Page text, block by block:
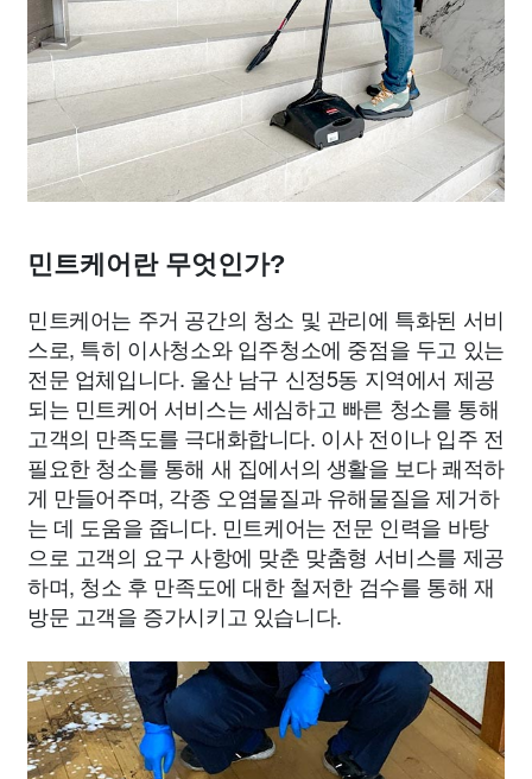
민트케어란 무엇인가?
민트케어는 주거 공간의 청소 및 관리에 특화된 서비
스로, 특히 이사청소와 입주청소에 중점을 두고 있는
전문 업체입니다. 울산 남구 신정5동 지역에서 제공
되는 민트케어 서비스는 세심하고 빠른 청소를 통해
고객의 만족도를 극대화합니다. 이사 전이나 입주 전
필요한 청소를 통해 새 집에서의 생활을 보다 쾌적하
게 만들어주며, 각종 오염물질과 유해물질을 제거하
는 데 도움을 줍니다. 민트케어는 전문 인력을 바탕
으로 고객의 요구 사항에 맞춘 맞춤형 서비스를 제공
하며, 청소 후 만족도에 대한 철저한 검수를 통해 재
방문 고객을 증가시키고 있습니다.